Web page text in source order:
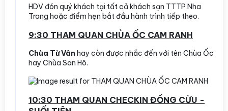
HDV đón quý khách tại tất cả khách sạn TTTP Nha
Trang hoặc điểm hẹn bắt đầu hành trình tiếp theo.
9:30 THAM QUAN CHÙA ỐC CAM RANH
Chùa Từ Vân hay còn được nhắc đến với tên Chùa Ốc
hay Chùa San Hô.
10:30 THAM QUAN CHECKIN ĐỒNG CỪU -